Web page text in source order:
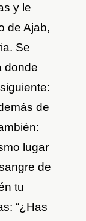
y le
de Ajab,
Se
donde
de
lugar
de
tu
“¿Has